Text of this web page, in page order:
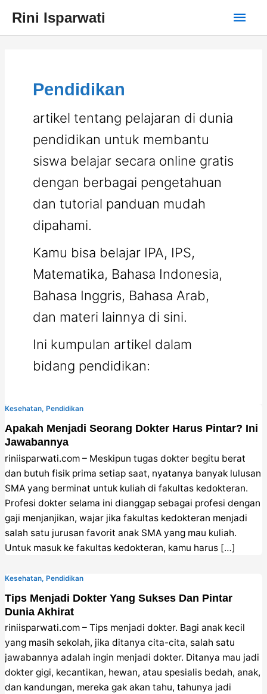
content
Rini Isparwati
Main
Pendidikan
artikel tentang pelajaran di dunia
pendidikan untuk membantu
siswa belajar secara online gratis
dengan berbagai pengetahuan
dan tutorial panduan mudah
dipahami.
Kamu bisa belajar IPA, IPS,
Matematika, Bahasa Indonesia,
Bahasa Inggris, Bahasa Arab,
dan materi lainnya di sini.
Ini kumpulan artikel dalam
bidang pendidikan:
Kesehatan, Pendidikan
Apakah Menjadi Seorang Dokter Harus Pintar? Ini
Jawabannya
riniisparwati.com – Meskipun tugas dokter begitu berat
dan butuh fisik prima setiap saat, nyatanya banyak lulusan
SMA yang berminat untuk kuliah di fakultas kedokteran.
Profesi dokter selama ini dianggap sebagai profesi dengan
gaji menjanjikan, wajar jika fakultas kedokteran menjadi
salah satu jurusan favorit anak SMA yang mau kuliah.
Untuk masuk ke fakultas kedokteran, kamu harus […]
Kesehatan,Pendidikan
Tips Menjadi Dokter Yang Sukses Dan Pintar
Dunia Akhirat
riniisparwati.com – Tips menjadi dokter. Bagi anak kecil
yang masih sekolah, jika ditanya cita-cita, salah satu
jawabannya adalah ingin menjadi dokter. Ditanya mau jadi
dokter gigi, kecantikan, hewan, atau spesialis bedah, anak,
dan kandungan, mereka gak akan tahu, tahunya jadi